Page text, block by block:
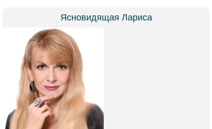
Ясновидящая Лариса